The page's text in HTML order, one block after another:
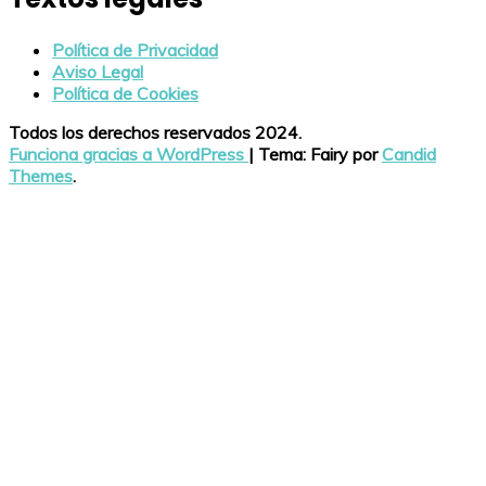
Política de Privacidad
Aviso Legal
Política de Cookies
Todos los derechos reservados 2024.
Funciona gracias a WordPress | Tema: Fairy porCandid
Themes.